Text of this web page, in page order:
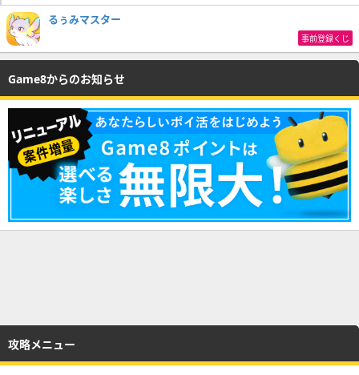
るぅみマスター
事前登録くじ
Game8からのお知らせ
攻略メニュー